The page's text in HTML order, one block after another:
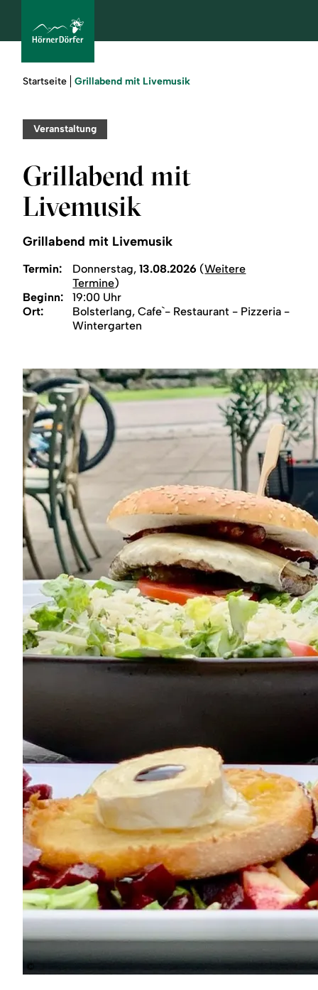
Urlaub
buchen
Sommer
Winter
Region
Service
Sie
Startseite Grillabend mit Livemusik
Veranstaltung
Grillabend mit
Livemusik
Grillabend mit Livemusik
Termin: Donnerstag,13.08.2026 (Weitere
Termine)
Beginn:
19:00 Uhr
Ort:
Bolsterlang, Cafe`- Restaurant - Pizzeria -
Wintergarten
©